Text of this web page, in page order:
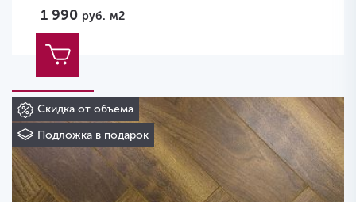
1 990 руб. м2
Скидка от объема
Подложка в подарок